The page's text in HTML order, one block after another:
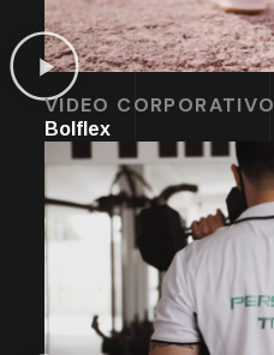
VIDEO CORPORATIVO
Bolflex